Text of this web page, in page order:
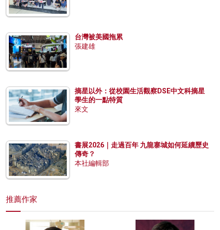
台灣被美國拖累
張建雄
摘星以外：從校園生活觀察DSE中文科摘星
學生的一點特質
來文
書展2026｜走過百年 九龍寨城如何延續歷史
傳奇？
本社編輯部
推薦作家